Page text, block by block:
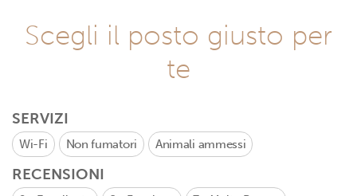
Scegli il posto giusto per
te
SERVIZI
Wi-Fi Non fumatori Animali ammessi
RECENSIONI